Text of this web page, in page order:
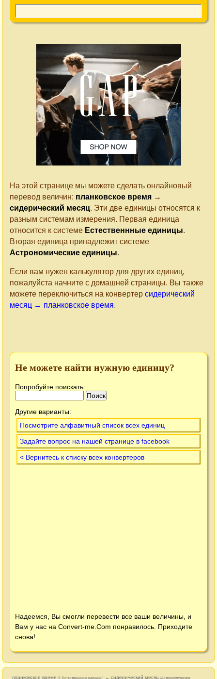
На этой странице мы можете сделать онлайновый
перевод величин: планковское время →
сидерический месяц. Эти две единицы относятся к
разным системам измерения. Первая единица
относится к системе Естественнные единицы.
Вторая единица принадлежит системе
Астрономические единицы.
Если вам нужен калькулятор для других единиц,
пожалуйста начните с домашней страницы. Вы также
можете переключиться на конвертер сидерический
месяц → планковское время.
Не можете найти нужную единицу?
Попробуйте поискать:
Другие варианты:
Посмотрите алфавитный список всех единиц
Задайте вопрос на нашей странице в facebook
< Вернитесь к списку всех конвертеров
Надеемся, Вы смогли перевести все ваши величины, и
Вам у нас на Convert-me.Com понравилось. Приходите
снова!
планковское время (T, Естественнные единицы) → сидерический месяц (Астрономические